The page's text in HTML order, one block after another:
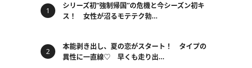
シリーズ初“強制帰国”の危機と今シーズン初キ
ス！ 女性が沼るモテテク勃...
本能剥き出し、夏の恋がスタート！ タイプの
異性に一直線♡ 早くも走り出...